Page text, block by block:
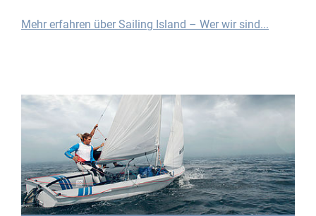
Mehr erfahren über Sailing Island – Wer wir sind...